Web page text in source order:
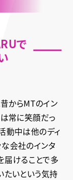
で
からMTのイン
常に笑顔だっ
動中は他のディ
会社のインタ
届けることで多
たいという気持